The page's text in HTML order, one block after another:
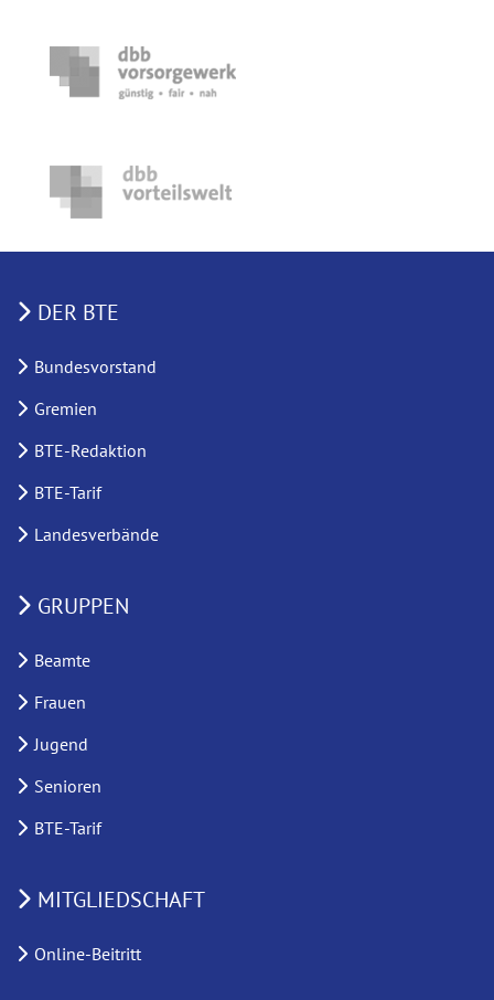
DER BTE
Bundesvorstand
Gremien
BTE-Redaktion
BTE-Tarif
Landesverbände
GRUPPEN
Beamte
Frauen
Jugend
Senioren
BTE-Tarif
MITGLIEDSCHAFT
Online-Beitritt